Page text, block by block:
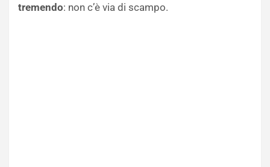
tremendo: non c’è via di scampo.